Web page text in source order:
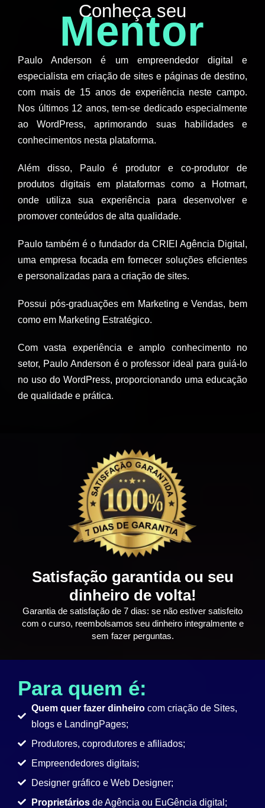
Conheça seu
Mentor
Paulo Anderson é um empreendedor digital e
especialista em criação de sites e páginas de destino,
com mais de 15 anos de experiência neste campo.
Nos últimos 12 anos, tem-se dedicado especialmente
ao WordPress, aprimorando suas habilidades e
conhecimentos nesta plataforma.
Além disso, Paulo é produtor e co-produtor de
produtos digitais em plataformas como a Hotmart,
onde utiliza sua experiência para desenvolver e
promover conteúdos de alta qualidade.
Paulo também é o fundador da CRIEI Agência Digital,
uma empresa focada em fornecer soluções eficientes
e personalizadas para a criação de sites.
Possui pós-graduações em Marketing e Vendas, bem
como em Marketing Estratégico.
Com vasta experiência e amplo conhecimento no
setor, Paulo Anderson é o professor ideal para guiá-lo
no uso do WordPress, proporcionando uma educação
de qualidade e prática.
Satisfação garantida ou seu
dinheiro de volta!
Garantia de satisfação de 7 dias: se não estiver satisfeito
com o curso, reembolsamos seu dinheiro integralmente e
sem fazer perguntas.
Para quem é:
Quem quer fazer dinheiro com criação de Sites,
blogs e LandingPages;
Produtores, coprodutores e afiliados;
Empreendedores digitais;
Designer gráfico e Web Designer;
Proprietários de Agência ou EuGência digital;